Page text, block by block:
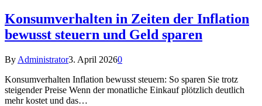
Konsumverhalten in Zeiten der Inflation
bewusst steuern und Geld sparen
By Administrator3. April 20260
Konsumverhalten Inflation bewusst steuern: So sparen Sie trotz
steigender Preise Wenn der monatliche Einkauf plötzlich deutlich
mehr kostet und das…